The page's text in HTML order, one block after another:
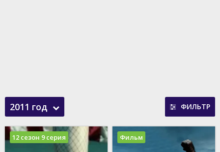
2011 год ФИЛЬТР
12 сезон 9 серия Фильм